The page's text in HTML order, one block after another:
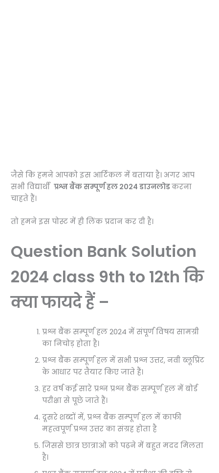
जैसे कि हमने आपको इस आर्टिकल में बताया है। अगर आप
सभी विद्यार्थीप्रश्न बैंक सम्पूर्ण हल 2024 डाउनलोडकरना
चाहते हैं।
तो हमने इस पोस्ट में ही लिंक प्रदान कर दी है।
Question Bank Solution
2024 class 9th to 12th कि
क्या फायदे हैं –
प्रश्न बैंक सम्पूर्ण हल 2024 में संपूर्ण विषय सामग्री
का निचोड़ होता है।
प्रश्न बैंक सम्पूर्ण हल में सभी प्रश्न उत्तर, नवी ब्लूप्रिंट
के आधार पर तैयार किए जाते हैं।
हर वर्ष कई सारे प्रश्न प्रश्न बैंक सम्पूर्ण हल में बोर्ड
परीक्षा से पूछे जाते हैं।
दूसरे शब्दों में, प्रश्न बैंक सम्पूर्ण हल में काफी
महत्वपूर्ण प्रश्न उत्तर का संग्रह होता है
जिससे छात्र छात्राओं को पढ़ने में बहुत मदद मिलता
है।